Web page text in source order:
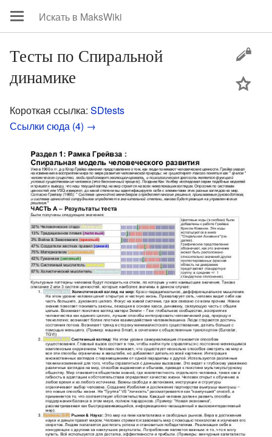
Тесты по Спиральной
динамике
Короткая ссылка: SDtests
Ссылки сюда (4) →